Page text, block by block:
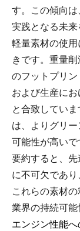
す。この傾向
実践となる未来
軽量素材の使
きです。重量
のフットプリ
および生産に
と合致してい
は、よりグリ
可能性が高いで
要約すると、
に不可欠であり
これらの素材
業界の持続可能
エンジン性能